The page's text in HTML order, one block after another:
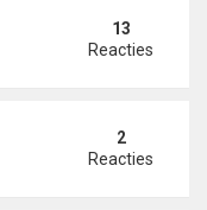
13
Reacties
2
Reacties